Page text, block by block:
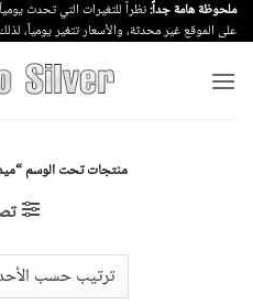
تخطي
للمحتوى
ملحوظة هامة جداً:نظراً للتغيرات التي تحدث
على الموقع غير محدثة، والأسعار تتغير يومياً،
منتجات تحت الوسم